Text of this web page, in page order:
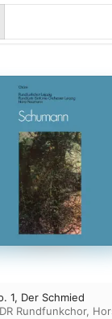
1, Der Schmied
Rundfunkchor,